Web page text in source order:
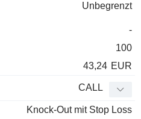
Unbegrenzt
-
100
43,24 EUR
CALL
Knock-Out mit Stop Loss